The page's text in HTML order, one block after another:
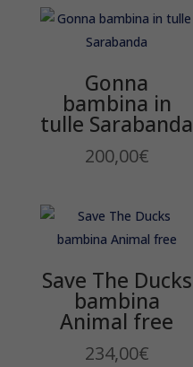
Gonna
bambina in
tulle Sarabanda
200,00€
Save The Ducks
bambina
Animal free
234,00€